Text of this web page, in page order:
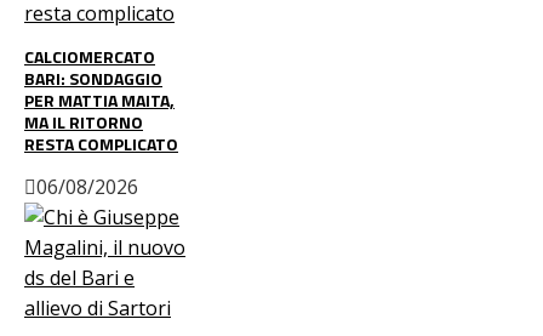
CALCIOMERCATO
BARI: SONDAGGIO
PER MATTIA MAITA,
MA IL RITORNO
RESTA COMPLICATO
06/08/2026